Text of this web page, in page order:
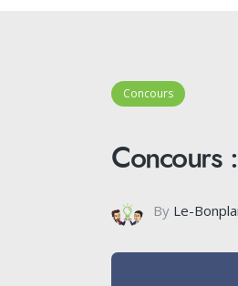
Concours
Concours
By Le-